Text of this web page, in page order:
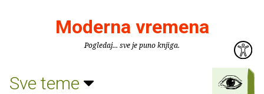
Moderna vremena
Pogledaj... sve je puno knjiga.
Sve teme